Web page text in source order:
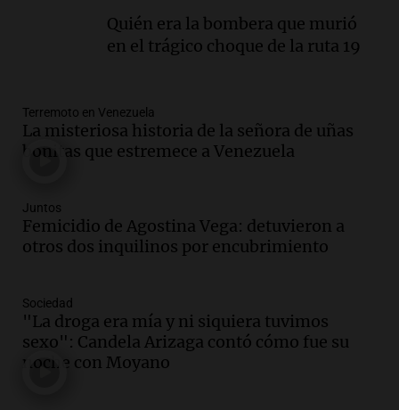
Audiencia por tragedia vial en
Altas Cumbres: peritos analizan
Episodios
Audio.Solicitan quiebra de Lebron
Group en medio de una investigación
Panorama Federal
Episodios
Audio.Detienen a pareja en Alderete por
mediante delivery
Panorama Federal
Episodios
Audio. El alzobispo García Cueva llama a
Quién era la bombera que murió
en el trágico choque de la ruta 19
Terremoto en Venezuela
La misteriosa historia de la señora de uñas
bonitas que estremece a Venezuela
Juntos
Femicidio de Agostina Vega: detuvieron a
otros dos inquilinos por encubrimiento
Sociedad
"La droga era mía y ni siquiera tuvimos
sexo": Candela Arizaga contó cómo fue su
noche con Moyano